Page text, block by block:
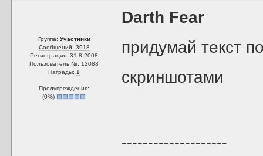
Группа: Участники
Сообщений: 3918
Регистрация: 31.8.2008
Пользователь №: 12088
Награды: 1
Предупреждения:
(0%)
Darth Fear
придумай текст
скриншотами
--------------------